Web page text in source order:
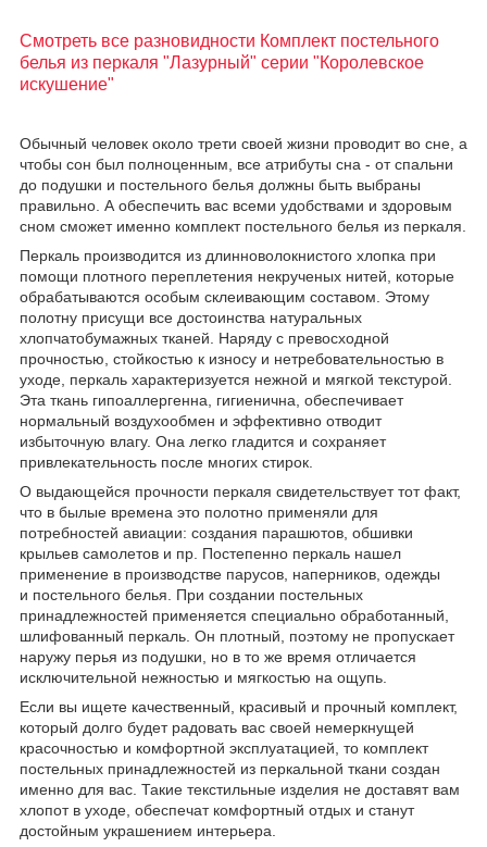
Смотреть все разновидности Комплект постельного
белья из перкаля "Лазурный" серии "Королевское
искушение"
Обычный человек около трети своей жизни проводит во сне, а
чтобы сон был полноценным, все атрибуты сна - от спальни
до подушки и постельного белья должны быть выбраны
правильно. А обеспечить вас всеми удобствами и здоровым
сном сможет именно комплект постельного белья из перкаля.
Перкаль производится из длинноволокнистого хлопка при
помощи плотного переплетения некрученых нитей, которые
обрабатываются особым склеивающим составом. Этому
полотну присущи все достоинства натуральных
хлопчатобумажных тканей. Наряду с превосходной
прочностью, стойкостью к износу и нетребовательностью в
уходе, перкаль характеризуется нежной и мягкой текстурой.
Эта ткань гипоаллергенна, гигиенична, обеспечивает
нормальный воздухообмен и эффективно отводит
избыточную влагу. Она легко гладится и сохраняет
привлекательность после многих стирок.
О выдающейся прочности перкаля свидетельствует тот факт,
что в былые времена это полотно применяли для
потребностей авиации: создания парашютов, обшивки
крыльев самолетов и пр. Постепенно перкаль нашел
применение в производстве парусов, наперников, одежды
и постельного белья . При создании постельных
принадлежностей применяется специально обработанный,
шлифованный перкаль. Он плотный, поэтому не пропускает
наружу перья из подушки, но в то же время отличается
исключительной нежностью и мягкостью на ощупь.
Если вы ищете качественный, красивый и прочный комплект,
который долго будет радовать вас своей немеркнущей
красочностью и комфортной эксплуатацией, то комплект
постельных принадлежностей из перкальной ткани создан
именно для вас. Такие текстильные изделия не доставят вам
хлопот в уходе, обеспечат комфортный отдых и станут
достойным украшением интерьера.